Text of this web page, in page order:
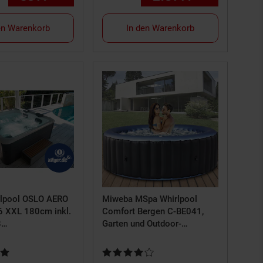
Warenkorb In den Warenkorb
OSLO AERO
XXL 180cm inkl.
5 von 5 Sternen
Miweba MSpa Whirlpool
Comfort Bergen C-BE041,
Garten und Outdoor-
Personen (C-BE042,
Kundenbewertung: 4 von 5 Sternen